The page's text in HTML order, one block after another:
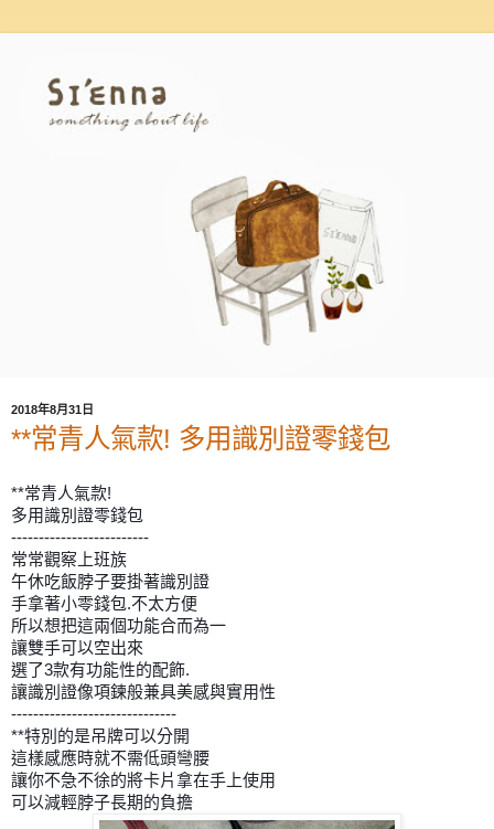
2018年8月31日
**常青人氣款! 多用識別證零錢包
**常青人氣款!
多用識別證零錢包
-------------------------
常常觀察上班族
午休吃飯脖子要掛著識別證
手拿著小零錢包.不太方便
所以想把這兩個功能合而為一
讓雙手可以空出來
選了3款有功能性的配飾.
讓識別證像項鍊般兼具美感與實用性
------------------------------
**特別的是吊牌可以分開
這樣感應時就不需低頭彎腰
讓你不急不徐的將卡片拿在手上使用
可以減輕脖子長期的負擔